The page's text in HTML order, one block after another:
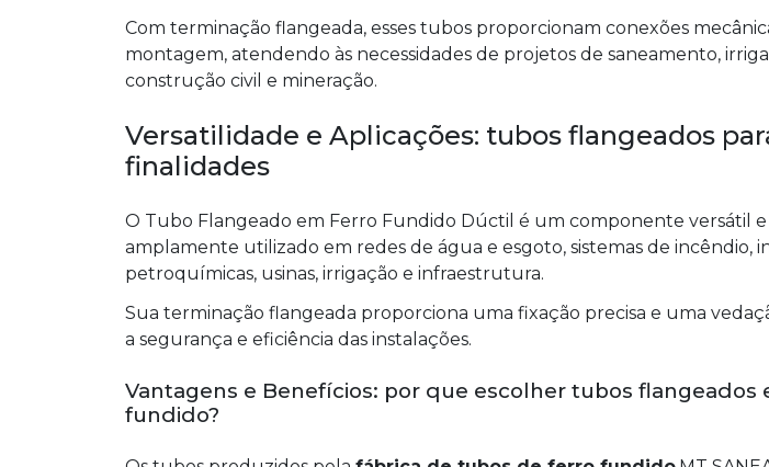
Com terminação flangeada, esses tubos proporcionam conexões
montagem, atendendo às necessidades de projetos de saneamento,
construção civil e mineração.
Versatilidade e Aplicações: tubos flangeados
finalidades
O Tubo Flangeado em Ferro Fundido Dúctil é um componente versátil
amplamente utilizado em redes de água e esgoto, sistemas de incêndio,
petroquímicas, usinas, irrigação e infraestrutura.
Sua terminação flangeada proporciona uma fixação precisa e uma
a segurança e eficiência das instalações.
Vantagens e Benefícios: por que escolher tubos flangeados
fundido?